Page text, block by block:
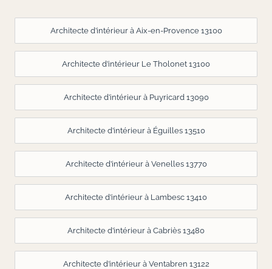
Architecte d’intérieur à Aix-en-Provence 13100
Architecte d’intérieur Le Tholonet 13100
Architecte d’intérieur à Puyricard 13090
Architecte d’intérieur à Éguilles 13510
Architecte d’intérieur à Venelles 13770
Architecte d’intérieur à Lambesc 13410
Architecte d’intérieur à Cabriès 13480
Architecte d’intérieur à Ventabren 13122